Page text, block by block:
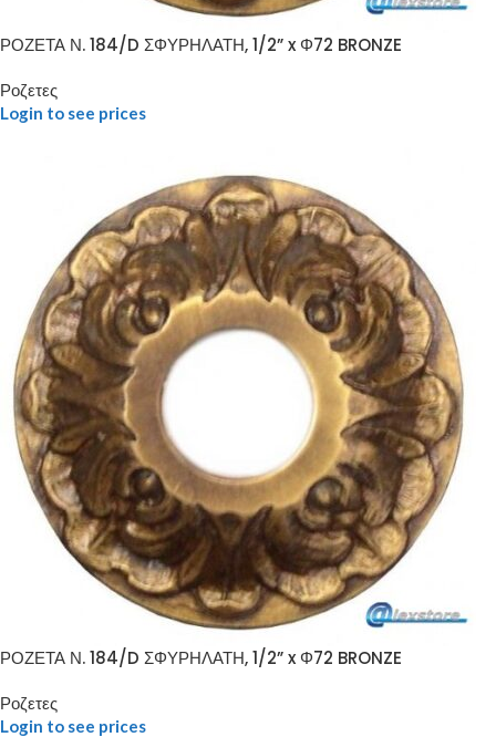
ΡΟΖΕΤΑ Ν. 184/D ΣΦΥΡΗΛΑΤΗ, 1/2” x Φ72 BRONZE
Ροζετες
Login to see prices
ΡΟΖΕΤΑ Ν. 184/D ΣΦΥΡΗΛΑΤΗ, 1/2” x Φ72 BRONZE
Ροζετες
Login to see prices